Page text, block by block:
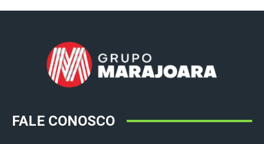
FALE CONOSCO